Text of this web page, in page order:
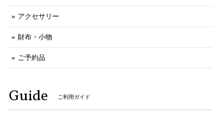
アクセサリー
財布・小物
ご予約品
Guide ご利用ガイド